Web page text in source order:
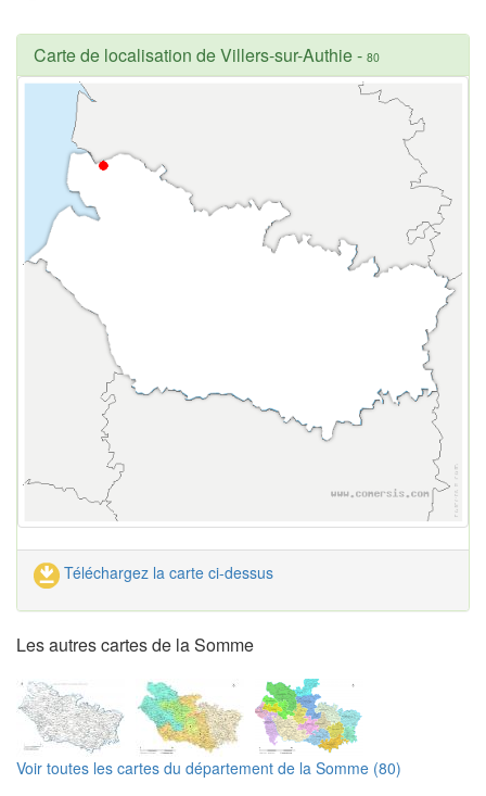
Carte de localisation de Villers-sur-Authie- 80
Téléchargez la carte ci-dessus
Les autres cartes de la Somme
Voir toutes les cartes du département de la Somme (80)